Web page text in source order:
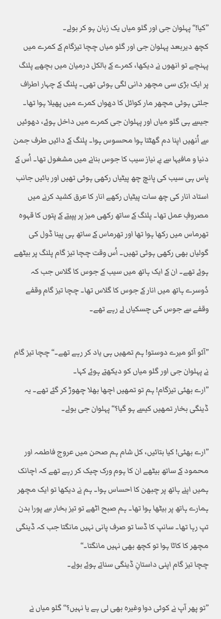
’’کیا!‘‘ پہلوان جی اور گلو میاں یک زبان ہو کر بولے۔
کچھ دیربعد پہلوان جی اور گلو میاں چچا تیزگام کے کمرے میں
پہنچے تو انھوں نے دیکھا، کمرے کے بالکل درمیان میں بچھے پلنگ
پر ایک بڑی سی مچھر دانی لگی ہوئی تھی۔ پلنگ کے چہار اطراف
جلتی ہوئی مچھر مار کوائل کا دھواں کمرے میں پھیلا ہوا تھا۔
جیسے ہی گلو میاں اور پہلوان جی کمرے میں داخل ہوئے، دھوئیں
سے اُنھیں اپنا دم گھٹتا ہوا محسوس ہوا۔ پلنگ کے دائیں طرف جمن
دنیا و مافیہا سے بے نیاز سیب کا جوس بنانے میں مشغول تھا۔ اُس کے
پاس ہی سیب کی پانچ چھ پیٹیاں رکھی ہوئی تھیں اور بائیں جانب
استاد انار کی چھ سات پیٹیاں رکھے انار کا عرق کشید کرنے میں
مصروفِ عمل تھا۔ پلنگ کے ساتھ رکھی میز پر پپیتے کے پتوں کا قہوہ
تھرماس میں رکھا ہوا تھا اور تھرماس کے ساتھ ہی پینا ڈول کی
گولیاں بھی رکھی ہوئی تھیں۔ اُس وقت چچا تیز گام پلنگ پر بیٹھے
ہوئے تھے۔ ان کے ایک ہاتھ میں سیب کے جوس کا گلاس جب کہ
دُوسرے ہاتھ میں انار کے جوس کا گلاس تھا۔ چچا تیز گام وقفے
وقفے سے جوس کی چسکیاں لے رہے تھے۔
’’آئو آئو میرے دوستو! ہم تمھیں ہی یاد کر رہے تھے۔‘‘ چچا تیز گام
نے پہلوان جی اور گلو میاں کو دیکھتے ہوئے کہا۔
’’ارے بھئی تیزگام! ہم تو تمھیں اچھا بھلا چھوڑ کر گئے تھے۔ یہ
ڈینگی بخار تمھیں کیسے ہو گیا؟‘‘ پہلوان جی بولے۔
’’ارے بھئی! کیا بتائیں، کل شام ہم صحن میں عروج فاطمہ اور
محمود کے ساتھ بیٹھے ان کا ہوم ورک چیک کر رہے تھے کہ اچانک
ہمیں اپنے ہاتھ پر چبھن کا احساس ہوا۔ ہم نے دیکھا تو ایک مچھر
ہمارے ہاتھ پر بیٹھا ہوا تھا۔ ہم صبح اٹھے تو تیز بخار سے پورا بدن
تپ رہا تھا۔ سانپ کا ڈسا تو صرف پانی نہیں مانگتا جب کہ ڈینگی
مچھر کا کاٹا ہوا تو کچھ بھی نہیں مانگتا۔‘‘
چچا تیز گام اپنی داستانِ ڈینگی سناتے ہوئے بولے۔
’’تو پھر آپ نے کوئی دوا وغیرہ بھی لی ہے یا نہیں؟‘‘ گلو میاں نے